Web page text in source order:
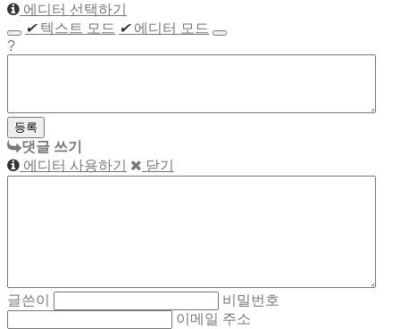
에디터 선택하기
✔ 텍스트 모드 ✔ 에디터 모드
?
댓글 쓰기
에디터 사용하기
닫기
글쓴이
비밀번호
이메일 주소